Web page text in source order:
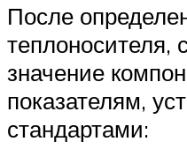
После
теплоносителя,
значение
показателям,
стандартами: